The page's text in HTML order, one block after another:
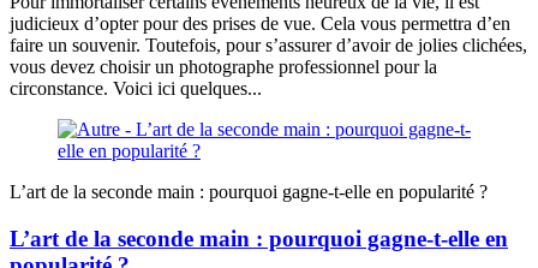
judicieux d’opter pour des prises de vue. Cela vous permettra d’en
faire un souvenir. Toutefois, pour s’assurer d’avoir de jolies clichées,
vous devez choisir un photographe professionnel pour la
circonstance. Voici ici quelques...
L’art de la seconde main : pourquoi gagne-t-elle en popularité ?
L’art de la seconde main : pourquoi gagne-t-elle en